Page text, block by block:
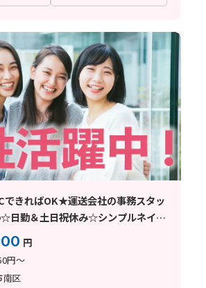
できればOK★運送会社の事務スタッ
日勤＆土日祝休み☆シンプルネイ
OK★
円
円～
南区